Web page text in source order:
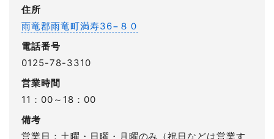
住所
雨竜郡雨竜町満寿36−８０
電話番号
0125-78-3310
営業時間
11：00～18：00
備考
営業日：土曜・日曜・月曜のみ（祝日などは営業す